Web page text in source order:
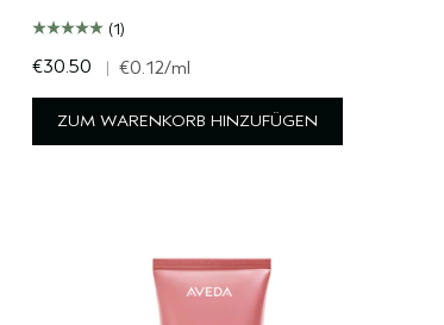
(1)
€30.50 | €0.12/ml
ZUM WARENKORB HINZUFÜGEN